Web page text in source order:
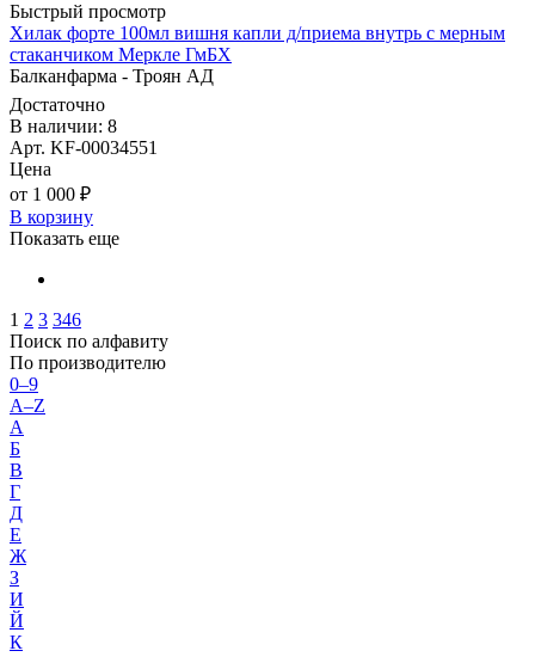
Быстрый просмотр
Хилак форте 100мл вишня капли д/приема внутрь с мерным
стаканчиком Меркле ГмБХ
Балканфарма - Троян АД
Достаточно
В наличии: 8
Арт. KF-00034551
Цена
от 1 000 ₽
В корзину
Показать еще
1 2 3 346
Поиск по алфавиту
По производителю
0–9
A–Z
А
Б
В
Г
Д
Е
Ж
З
И
Й
К